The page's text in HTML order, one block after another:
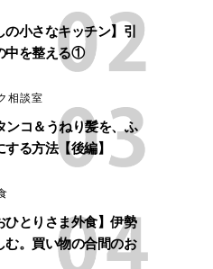
の小さなキッチン】引
中を整える①
相談室
ンコ＆うねり髪を、ふ
る方法【後編】
ひとりさま外食】伊勢
む。買い物の合間のお